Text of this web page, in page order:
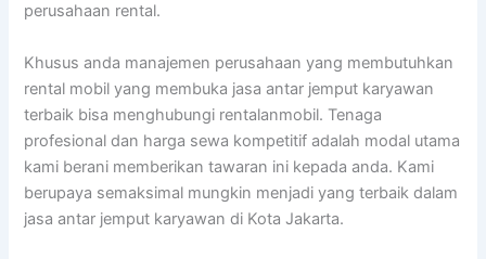
perusahaan rental.
Khusus anda manajemen perusahaan yang membutuhkan
rental mobil yang membuka jasa antar jemput karyawan
terbaik bisa menghubungi rentalanmobil. Tenaga
profesional dan harga sewa kompetitif adalah modal utama
kami berani memberikan tawaran ini kepada anda. Kami
berupaya semaksimal mungkin menjadi yang terbaik dalam
jasa antar jemput karyawan di Kota Jakarta.